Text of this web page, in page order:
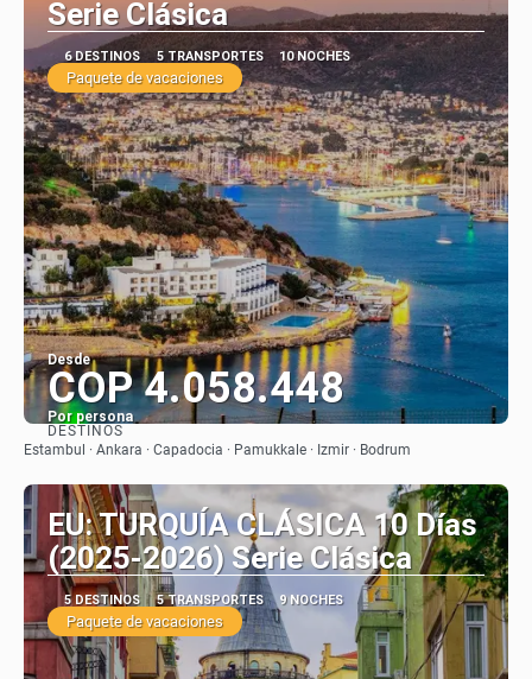
Serie Clásica
6 DESTINOS 5 TRANSPORTES 10 NOCHES
Paquete de vacaciones
Desde
COP 4.058.448
Por persona
Ver
DESTINOS
Estambul · Ankara · Capadocia · Pamukkale · Izmir · Bodrum
EU: TURQUÍA CLÁSICA 10 Días
(2025-2026) Serie Clásica
5 DESTINOS 5 TRANSPORTES 9 NOCHES
Paquete de vacaciones